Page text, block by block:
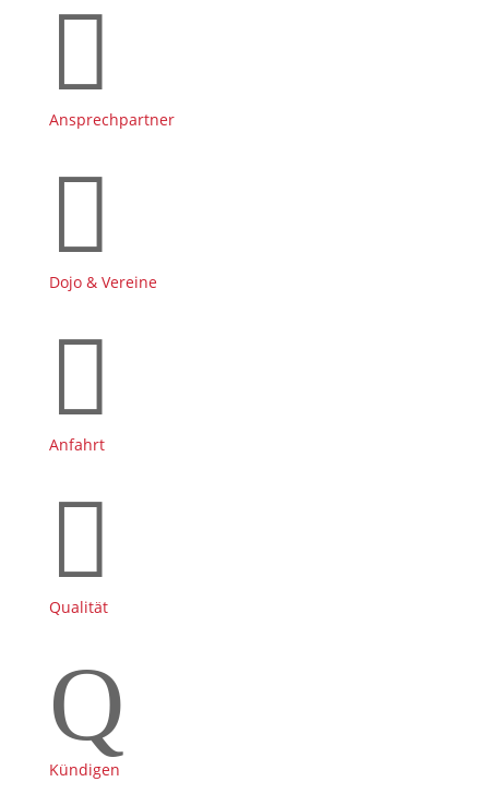

Ansprechpartner

Dojo & Vereine

Anfahrt

Qualität
Q
Kündigen